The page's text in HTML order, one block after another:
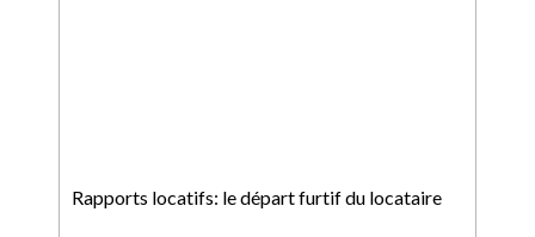
Rapports locatifs: le départ furtif du locataire